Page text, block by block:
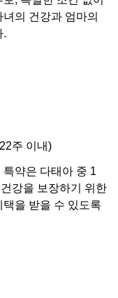
의 건강과 엄마의
.
주 이내)
약은 다태아 중 1
강을 보장하기 위한
을 받을 수 있도록